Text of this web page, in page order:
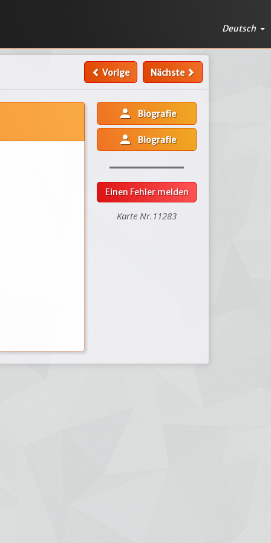
Deutsch
Vorige Nächste
person Biografie
person Biografie
Einen Fehler melden
Karte Nr.11283